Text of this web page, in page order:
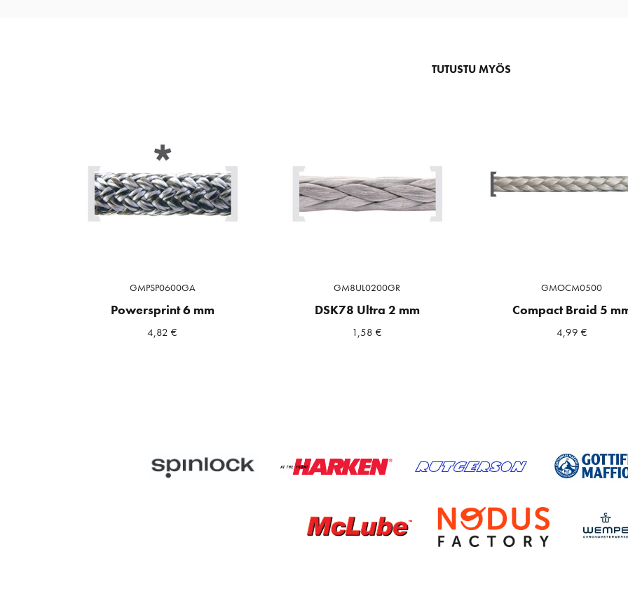
TUTUSTU MYÖS
GMPSP0600GA
Powersprint 6 mm
4,82€
GM8UL0200GR
DSK78 Ultra 2 mm
1,58€
GMOCM0500
Compact Braid 5
4,99 €